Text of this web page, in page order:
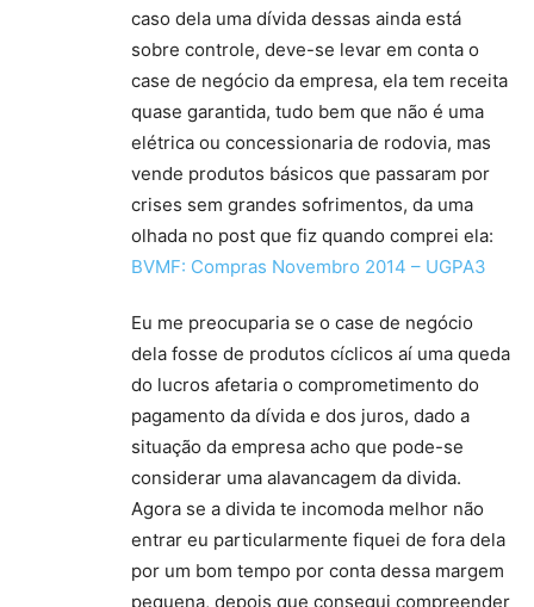
caso dela uma dívida dessas ainda está
sobre controle, deve-se levar em conta o
case de negócio da empresa, ela tem receita
quase garantida, tudo bem que não é uma
elétrica ou concessionaria de rodovia, mas
vende produtos básicos que passaram por
crises sem grandes sofrimentos, da uma
olhada no post que fiz quando comprei ela:
BVMF: Compras Novembro 2014 – UGPA3
Eu me preocuparia se o case de negócio
dela fosse de produtos cíclicos aí uma queda
do lucros afetaria o comprometimento do
pagamento da dívida e dos juros, dado a
situação da empresa acho que pode-se
considerar uma alavancagem da divida.
Agora se a divida te incomoda melhor não
entrar eu particularmente fiquei de fora dela
por um bom tempo por conta dessa margem
pequena, depois que consegui compreender